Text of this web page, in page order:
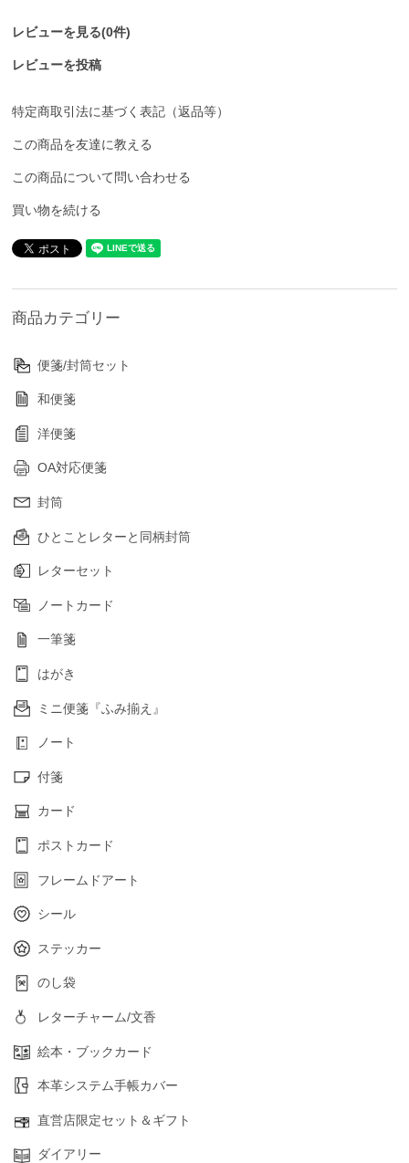
レビューを見る(0件)
レビューを投稿
特定商取引法に基づく表記（返品等）
この商品を友達に教える
この商品について問い合わせる
買い物を続ける
商品カテゴリー
便箋/封筒セット
和便箋
洋便箋
OA対応便箋
封筒
ひとことレターと同柄封筒
レターセット
ノートカード
一筆箋
はがき
ミニ便箋『ふみ揃え』
ノート
付箋
カード
ポストカード
フレームドアート
シール
ステッカー
のし袋
レターチャーム/文香
絵本・ブックカード
本革システム手帳カバー
直営店限定セット＆ギフト
ダイアリー